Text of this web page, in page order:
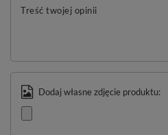
Treść twojej opinii
Dodaj własne zdjęcie produktu: